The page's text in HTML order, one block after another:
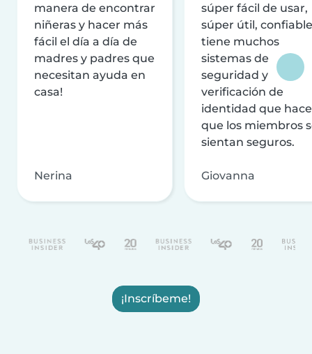
manera de encontrar
niñeras y hacer más
fácil el día a día de
madres y padres que
necesitan ayuda en
casa!
Nerina
súper fácil de usar,
súper útil,
tiene muchos
sistemas de
seguridad y
verificación de
identidad que
que los miembros
sientan seguros.
Giovanna
¡Inscríbeme!